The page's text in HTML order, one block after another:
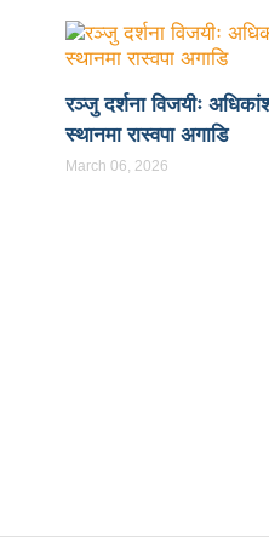
पत्रकारिता झारा टार्ने हुनुहुँदैन,
पर्यटन भित्र्याउने सरकारको लक्ष्य
संघ नेपाल नवलपरासी
समाधान गर्नेछुः मन्त्री तामाङ
तामाङको निर्देशन
भइरहेको छः मन्त्री शर्मा
छौँ: मन्त्री तामाङ
रञ्जु दर्शना विजयीः
स्थानमा रास्वपा अगाडि
March 06, 2026